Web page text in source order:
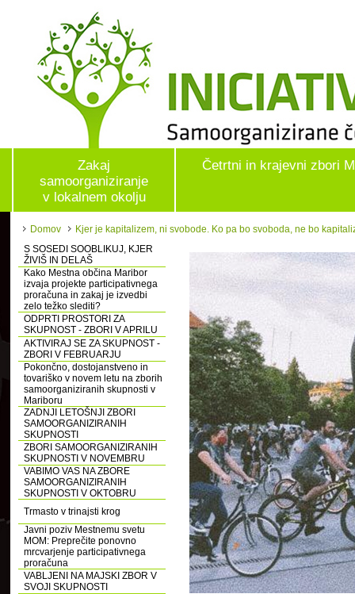
Zakaj
samoorganiziranje
v lokalnem okolju
Četrtni in krajevni zbori
Domov
Kjer je kapitalizem, ni svobode. Ko pa bo svoboda, ne bo
S SOSEDI SOOBLIKUJ, KJER
ŽIVIŠ IN DELAŠ
Kako Mestna občina Maribor
izvaja projekte participativnega
proračuna in zakaj je izvedbi
zelo težko slediti?
ODPRTI PROSTORI ZA
SKUPNOST - ZBORI V APRILU
AKTIVIRAJ SE ZA SKUPNOST -
ZBORI V FEBRUARJU
Pokončno, dostojanstveno in
tovariško v novem letu na zborih
samoorganiziranih skupnosti v
Mariboru
ZADNJI LETOŠNJI ZBORI
SAMOORGANIZIRANIH
SKUPNOSTI
ZBORI SAMOORGANIZIRANIH
SKUPNOSTI V NOVEMBRU
VABIMO VAS NA ZBORE
SAMOORGANIZIRANIH
SKUPNOSTI V OKTOBRU
Trmasto v trinajsti krog
Javni poziv Mestnemu svetu
MOM: Preprečite ponovno
mrcvarjenje participativnega
proračuna
VABLJENI NA MAJSKI ZBOR V
SVOJI SKUPNOSTI